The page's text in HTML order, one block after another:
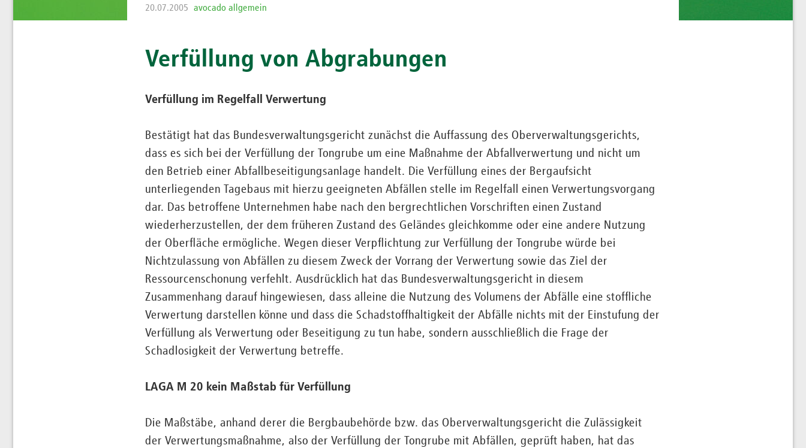
20.07.2005 avocado allgemein
Verfüllung von Abgrabungen
Verfüllung im Regelfall Verwertung
Bestätigt hat das Bundesverwaltungsgericht zunächst die Auffassung des Oberverwaltungsgerichts,
dass es sich bei der Verfüllung der Tongrube um eine Maßnahme der Abfallverwertung und nicht um
den Betrieb einer Abfallbeseitigungsanlage handelt. Die Verfüllung eines der Bergaufsicht
unterliegenden Tagebaus mit hierzu geeigneten Abfällen stelle im Regelfall einen Verwertungsvorgang
dar. Das betroffene Unternehmen habe nach den bergrechtlichen Vorschriften einen Zustand
wiederherzustellen, der dem früheren Zustand des Geländes gleichkomme oder eine andere Nutzung
der Oberfläche ermögliche. Wegen dieser Verpflichtung zur Verfüllung der Tongrube würde bei
Nichtzulassung von Abfällen zu diesem Zweck der Vorrang der Verwertung sowie das Ziel der
Ressourcenschonung verfehlt. Ausdrücklich hat das Bundesverwaltungsgericht in diesem
Zusammenhang darauf hingewiesen, dass alleine die Nutzung des Volumens der Abfälle eine stoffliche
Verwertung darstellen könne und dass die Schadstoffhaltigkeit der Abfälle nichts mit der Einstufung der
Verfüllung als Verwertung oder Beseitigung zu tun habe, sondern ausschließlich die Frage der
Schadlosigkeit der Verwertung betreffe.
LAGA M 20 kein Maßstab für Verfüllung
Die Maßstäbe, anhand derer die Bergbaubehörde bzw. das Oberverwaltungsgericht die Zulässigkeit
der Verwertungsmaßnahme, also der Verfüllung der Tongrube mit Abfällen, geprüft haben, hat das